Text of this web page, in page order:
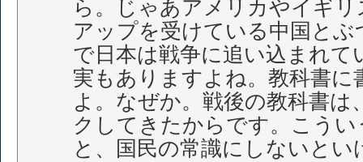
ら。じゃあアメリカやイギ
アップを受けている中国と
で日本は戦争に追い込まれて
実もありますよね。教科書に
よ。なぜか。戦後の教科書は
クしてきたからです。こう
と、国民の常識にしないとい